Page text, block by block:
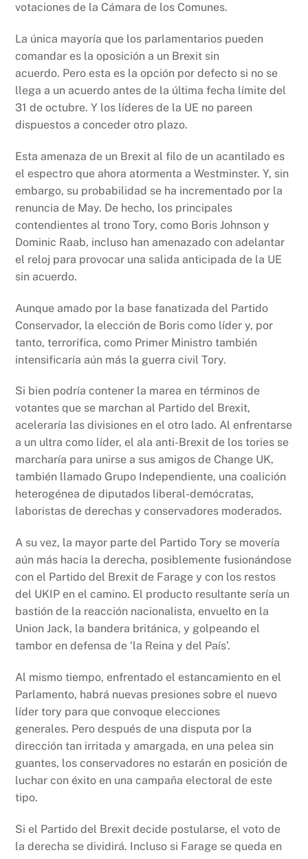
votaciones de la Cámara de los Comunes.
La única mayoría que los parlamentarios pueden
comandar es la oposición a un Brexit sin
acuerdo. Pero esta es la opción por defecto si no se
llega a un acuerdo antes de la última fecha límite del
31 de octubre. Y los líderes de la UE no pareen
dispuestos a conceder otro plazo.
Esta amenaza de un Brexit al filo de un acantilado es
el espectro que ahora atormenta a Westminster. Y, sin
embargo, su probabilidad se ha incrementado por la
renuncia de May. De hecho, los principales
contendientes al trono Tory, como Boris Johnson y
Dominic Raab, incluso han amenazado con adelantar
el reloj para provocar una salida anticipada de la UE
sin acuerdo.
Aunque amado por la base fanatizada del Partido
Conservador, la elección de Boris como líder y, por
tanto, terrorífica, como Primer Ministro también
intensificaría aún más la guerra civil Tory.
Si bien podría contener la marea en términos de
votantes que se marchan al Partido del Brexit,
aceleraría las divisiones en el otro lado. Al enfrentarse
a un ultra como líder, el ala anti-Brexit de los tories se
marcharía para unirse a sus amigos de Change UK,
también llamado Grupo Independiente, una coalición
heterogénea de diputados liberal-demócratas,
laboristas de derechas y conservadores moderados.
A su vez, la mayor parte del Partido Tory se movería
aún más hacia la derecha, posiblemente fusionándose
con el Partido del Brexit de Farage y con los restos
del UKIP en el camino. El producto resultante sería un
bastión de la reacción nacionalista, envuelto en la
Union Jack, la bandera británica, y golpeando el
tambor en defensa de ‘la Reina y del País’.
Al mismo tiempo, enfrentado el estancamiento en el
Parlamento, habrá nuevas presiones sobre el nuevo
líder tory para que convoque elecciones
generales. Pero después de una disputa por la
dirección tan irritada y amargada, en una pelea sin
guantes, los conservadores no estarán en posición de
luchar con éxito en una campaña electoral de este
tipo.
Si el Partido del Brexit decide postularse, el voto de
la derecha se dividirá. Incluso si Farage se queda en